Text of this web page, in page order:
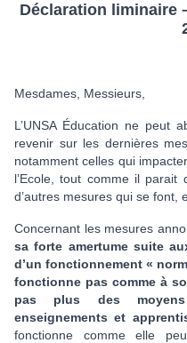
Déclaration liminaire
Mesdames, Messieurs,
L’UNSA Éducation ne peut
revenir sur les dernières
notamment celles qui
l’Ecole, tout comme il parait
d’autres mesures qui se font,
Concernant les mesures
sa forte amertume suite
d’un fonctionnement «
fonctionne pas comme à
pas plus des
enseignements et
fonctionne comme elle